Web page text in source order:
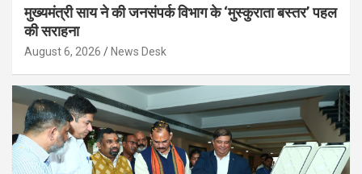
मुख्यमंत्री साय ने की जनसंपर्क विभाग के ‘मुस्कुराता बस्तर’ पहल
की सराहना
August 6, 2026 News Desk